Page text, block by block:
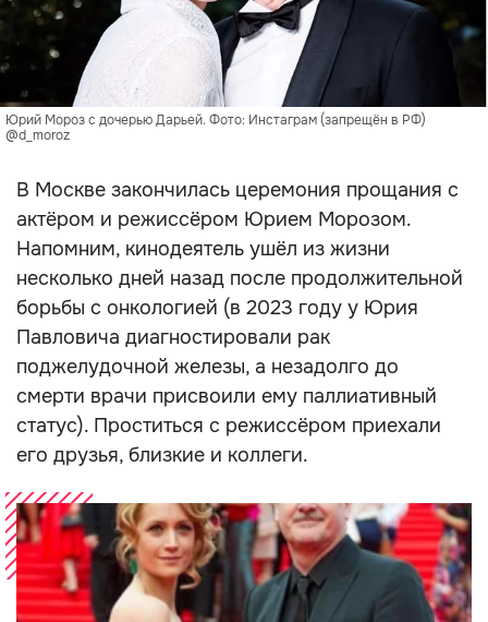
Юрий Мороз с дочерью Дарьей. Фото: Инстаграм (запрещён в РФ)
@d_moroz
В Москве закончилась церемония прощания с
актёром и режиссёром Юрием Морозом.
Напомним, кинодеятель ушёл из жизни
несколько дней назад после продолжительной
борьбы с онкологией (в 2023 году у Юрия
Павловича диагностировали рак
поджелудочной железы, а незадолго до
смерти врачи присвоили ему паллиативный
статус). Проститься с режиссёром приехали
его друзья, близкие и коллеги.